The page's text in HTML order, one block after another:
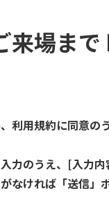
来場まで
利用規約に同意
力のうえ、[入力
なければ「送信」